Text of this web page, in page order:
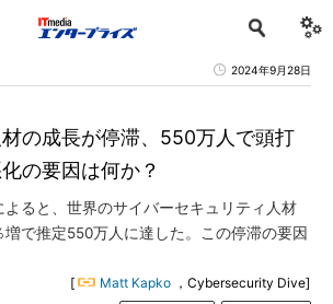
2024年9月28日
の成長が停滞、550万人で頭打
の要因は何か？
よると、世界のサイバーセキュリティ人材
増で推定550万人に達した。この停滞の要因
[ Matt Kapko ，Cybersecurity Dive]